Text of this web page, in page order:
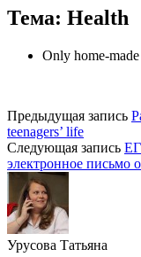
Тема: Health
Only home-
Предыдущая запись
teenagers’ life
Следующая запись
электронное письмо
Урусова Татьяна